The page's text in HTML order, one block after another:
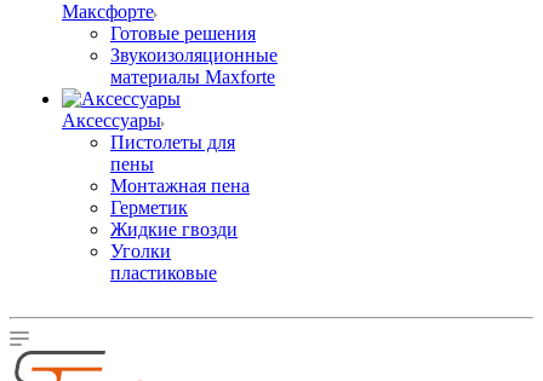
Максфорте
Готовые решения
Звукоизоляционные
материалы Maxforte
Аксессуары
Пистолеты для
пены
Монтажная пена
Герметик
Жидкие гвозди
Уголки
пластиковые